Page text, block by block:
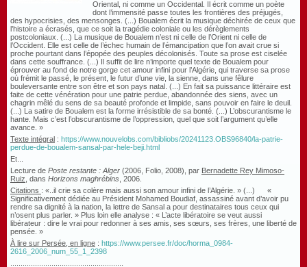
Oriental, ni comme un Occidental. Il écrit comme un poète
dont l’immensité passe toutes les frontières des préjugés,
des hypocrisies, des mensonges. (...) Boualem écrit la musique déchirée de ceux que
l’histoire a écrasés, que ce soit la tragédie coloniale ou les dérèglements
postcoloniaux. (...) La musique de Boualem n’est ni celle de l’Orient ni celle de
l’Occident. Elle est celle de l’échec humain de l’émancipation que l’on avait crue si
proche pourtant dans l’épopée des peuples décolonisés. Toute sa prose est ciselée
dans cette souffrance. (...) Il suffit de lire n’importe quel texte de Boualem pour
éprouver au fond de notre gorge cet amour infini pour l’Algérie, qui traverse sa prose
où frémit le passé, le présent, le futur d’une vie, la sienne, dans une fêlure
bouleversante entre son être et son pays natal. (...) En fait sa puissance littéraire est
faite de cette vénération pour une patrie perdue, abandonnée des siens, avec un
chagrin mêlé du sens de sa beauté profonde et limpide, sans pouvoir en faire le deuil.
(...) La satire de Boualem est la forme irrésistible de sa bonté. (...) L’obscurantisme le
hante. Mais c’est l’obscurantisme de l’oppression, quel que soit l’argument qu’elle
avance. »
Texte intégral : https://www.nouvelobs.com/bibliobs/20241123.OBS96840/la-patrie-
perdue-de-boualem-sansal-par-hele-beji.html
Et...
Lecture de Poste restante : Alger (2006, Folio, 2008), par Bernadette Rey Mimoso-
Ruiz , dans Horizons maghrébins , 2006.
Citations : « ..il crie sa colère mais aussi son amour infini de l’Algérie. » (...) «
Significativement dédiée au Président Mohamed Boudiaf, assassiné avant d’avoir pu
rendre sa dignité à la nation, la lettre de Sansal a pour destinataires tous ceux qui
n’osent plus parler. » Plus loin elle analyse : « L’acte libératoire se veut aussi
libérateur : dire le vrai pour redonner à ses amis, ses sœurs, ses frères, une liberté de
pensée. »
À lire sur Persée, en ligne : https://www.persee.fr/doc/horma_0984-
2616_2006_num_55_1_2398